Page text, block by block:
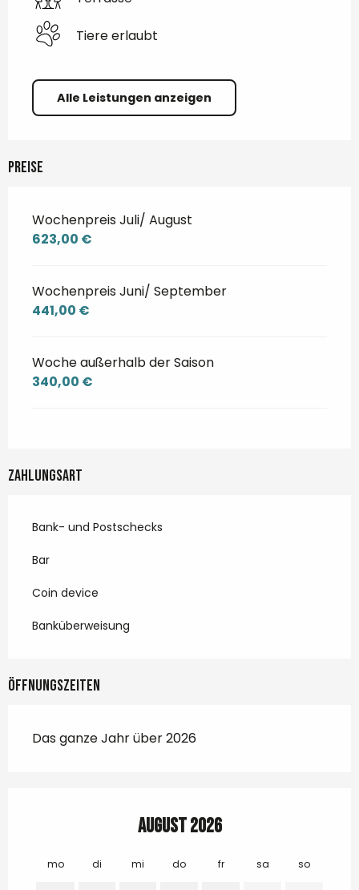
Tiere erlaubt
Alle Leistungen anzeigen
Preise
Wochenpreis Juli/ August
623,00 €
Wochenpreis Juni/ September
441,00 €
Woche außerhalb der Saison
340,00 €
Zahlungsart
Bank- und Postschecks
Bar
Coin device
Banküberweisung
Öffnungszeiten
Das ganze Jahr über 2026
August 2026
mo di mi do fr sa so